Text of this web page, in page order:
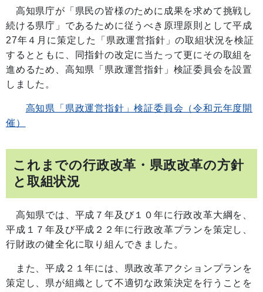
高知県庁が「県民の皆様のために成果を求めて挑戦し
続ける県庁」であるために従うべき原理原則として平成
27年４月に策定した「県政運営指針」の取組状況を検証
するとともに、同指針の改定に当たって更にその取組を
進めるため、高知県「県政運営指針」検証委員会を設置
しました。
高知県「県政運営指針」検証委員会（令和元年度開
催）
これまでの行政改革・県政改革の方針
と取組状況
高知県では、平成７年及び１０年に行政改革大綱を、
平成１７年及び平成２２年に行政改革プランを策定し、
行財政の健全化に取り組んできました。
また、平成２１年には、県政改革アクションプランを
策定し、県が組織として不適切な政策決定を行うことを